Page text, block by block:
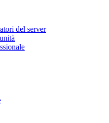
del server